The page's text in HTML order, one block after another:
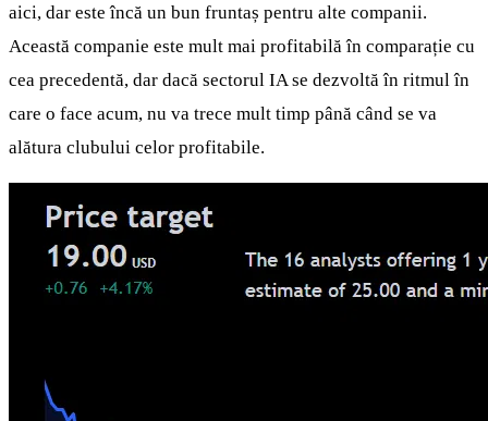
aici, dar este încă un bun fruntaș pentru alte companii.
Această companie este mult mai profitabilă în comparație cu
cea precedentă, dar dacă sectorul IA se dezvoltă în ritmul în
care o face acum, nu va trece mult timp până când se va
alătura clubului celor profitabile.